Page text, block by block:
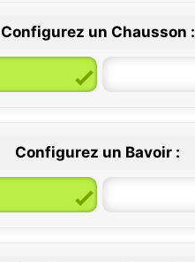
6 / 12 mois
Configurez un Chausson :
Configurez un Bavoir :